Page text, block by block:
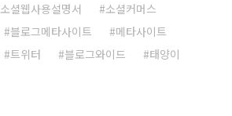
소셜웹사용설명서
소셜커머스
블로그메타사이트
메타사이트
트위터 블로그와이드
태양이